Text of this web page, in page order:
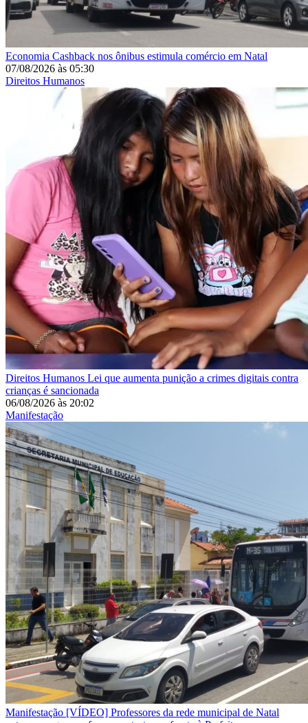
Economia Cashback nos ônibus estimula comércio em Natal
07/08/2026 às 05:30
Direitos Humanos
Direitos Humanos Lei que aumenta punição a crimes digitais contra
crianças é sancionada
06/08/2026 às 20:02
Manifestação
Manifestação [VÍDEO] Professores da rede municipal de Natal